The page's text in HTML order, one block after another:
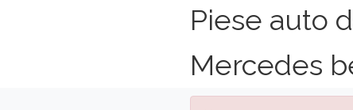
Piese auto
Mercedes